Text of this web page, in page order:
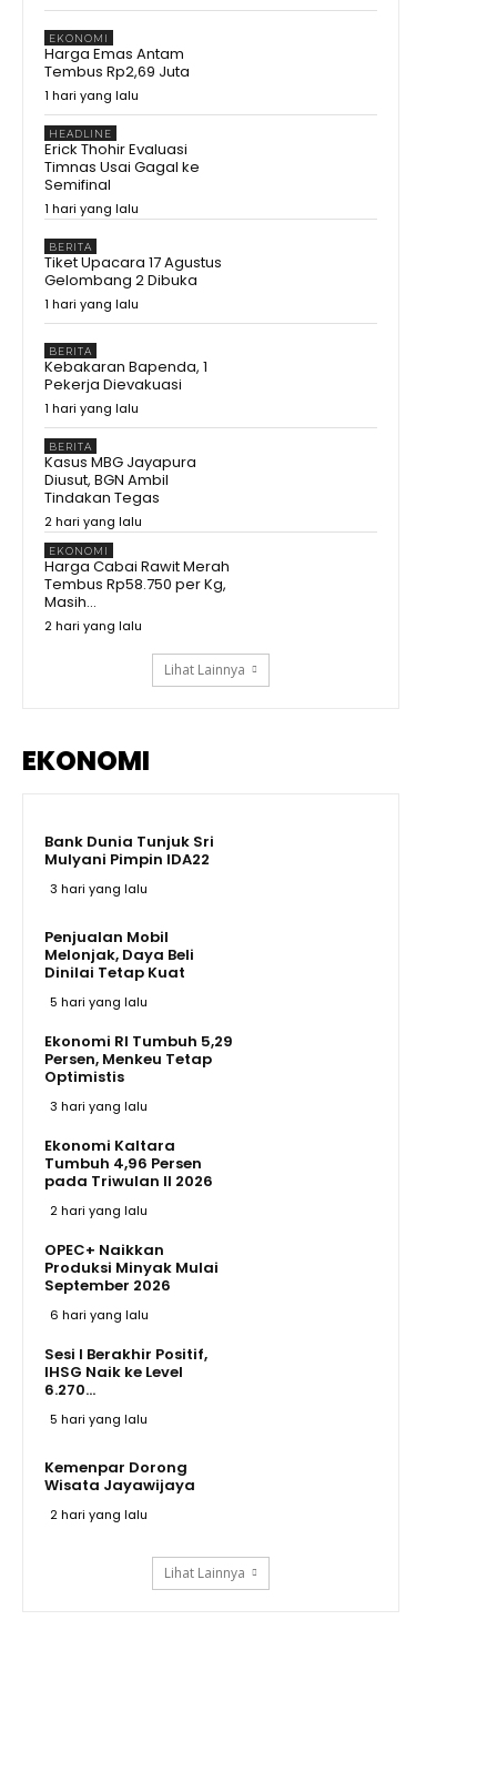
Jadi Bibit Pengusaha
15:02
Prabowo Cicipi Kripik Ubi Ungu
di Stand BRIN
08:43
Tak Disangka! Gegara dengar
Amran Langsung Telepon
Bulog
09:22
Mengapa Mentan Amran
2 Tahun? Awalnya Cuma
08:54
Pelajaran Asia Tenggara,
Kurikulum RI Mau Dibawa ke
11:19
Kenapa Prabowo Sampai
Kumpulkan Buku Pelajaran
Maluku Utara Ekonominya
Melejit, Rakyat Kebagian Apa?
#shorts #trending
01:16
Ekonomi Tumbuh Tajam, Tapi
Rakyat Dapat Apa?
10:26
Tegas! Menko Zulhas Ancam
Tutup SPPG yang Nekat Tak Beli
Sherly Disentil! Nazlatan
Berharap Jalan Cepat Beres
EKONOMI
Harga Emas Antam
Tembus Rp2,69 Juta
1 hari yang lalu
HEADLINE
Erick Thohir Evaluasi
Timnas Usai Gagal ke
Semifinal
1 hari yang lalu
BERITA
Tiket Upacara 17 Agustus
Gelombang 2 Dibuka
1 hari yang lalu
BERITA
Kebakaran Bapenda, 1
Pekerja Dievakuasi
1 hari yang lalu
BERITA
Kasus MBG Jayapura
Diusut, BGN Ambil
Tindakan Tegas
2 hari yang lalu
EKONOMI
Harga Cabai Rawit Merah
Tembus Rp58.750 per Kg,
Masih...
2 hari yang lalu
Lihat Lainnya
EKONOMI
Bank Dunia Tunjuk Sri
Mulyani Pimpin IDA22
3 hari yang lalu
Penjualan Mobil
Melonjak, Daya Beli
Dinilai Tetap Kuat
5 hari yang lalu
Ekonomi RI Tumbuh 5,29
Persen, Menkeu Tetap
Optimistis
3 hari yang lalu
Ekonomi Kaltara
Tumbuh 4,96 Persen
pada Triwulan II 2026
2 hari yang lalu
OPEC+ Naikkan
Produksi Minyak Mulai
September 2026
6 hari yang lalu
Sesi I Berakhir Positif,
IHSG Naik ke Level
6.270...
5 hari yang lalu
Kemenpar Dorong
Wisata Jayawijaya
2 hari yang lalu
Lihat Lainnya